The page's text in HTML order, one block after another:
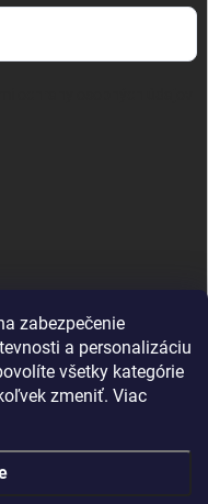
zabezpečenie
a personalizáciu
všetky kategórie
zmeniť. Viac